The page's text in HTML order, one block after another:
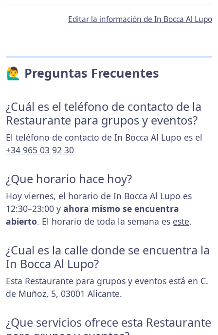
Editar la información de In Bocca Al Lupo
🙋‍♂️ Preguntas Frecuentes
¿Cuál es el teléfono de contacto de la
Restaurante para grupos y eventos?
El teléfono de contacto de In Bocca Al Lupo es el
+34 965 03 92 30
¿Que horario hace hoy?
Hoy viernes, el horario de In Bocca Al Lupo es
12:30–23:00 y ahora mismo se encuentra
abierto. El horario de toda la semana es este.
¿Cual es la calle donde se encuentra la
In Bocca Al Lupo?
Esta Restaurante para grupos y eventos está en C.
de Muñoz, 5, 03001 Alicante.
¿Que servicios ofrece esta Restaurante